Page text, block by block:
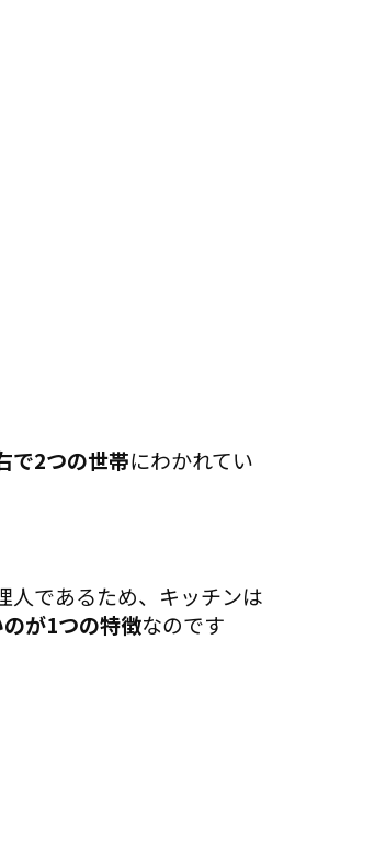
で2つの世帯にわかれてい
人であるため、キッチンは
が1つの特徴なのです